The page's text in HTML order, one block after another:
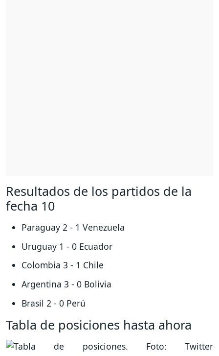
Resultados de los partidos de la
fecha 10
Paraguay 2 - 1 Venezuela
Uruguay 1 - 0 Ecuador
Colombia 3 - 1 Chile
Argentina 3 - 0 Bolivia
Brasil 2 - 0 Perú
Tabla de posiciones hasta ahora